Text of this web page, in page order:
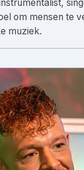
om mensen te
muziek.